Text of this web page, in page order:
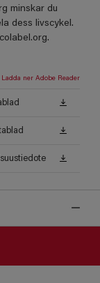
minskar du
dess livscykel.
Ladda ner Adobe Reader